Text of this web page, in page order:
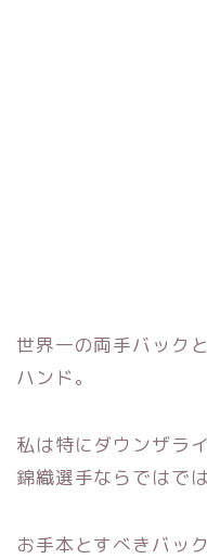
世界一の両手バック
ハンド。
私は特にダウンザラ
錦織選手ならではで
お手本とすべきバッ